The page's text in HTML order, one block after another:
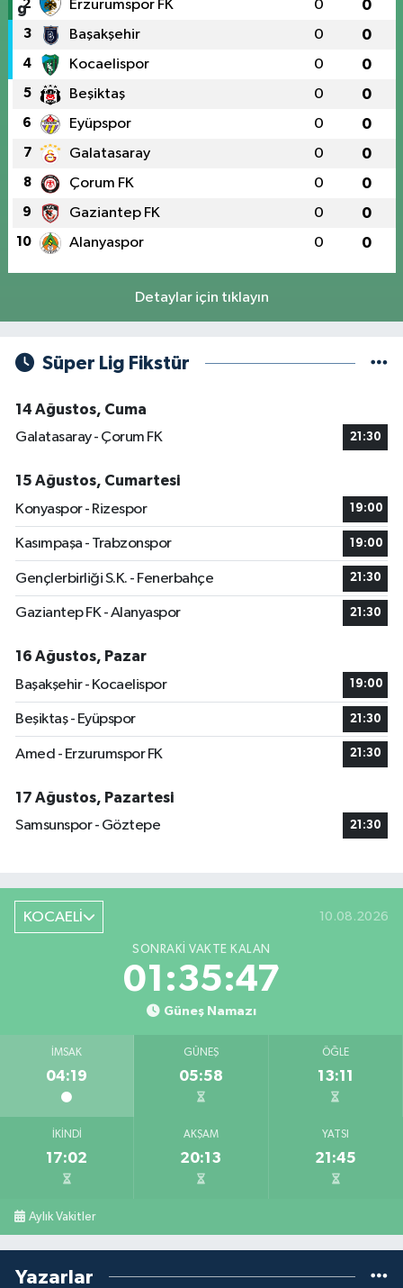
2 Erzurumspor FK 0 0
3 Başakşehir 0 0
4 Kocaelispor 0 0
5 Beşiktaş 0 0
6 Eyüpspor 0 0
7 Galatasaray 0 0
8 Çorum FK 0 0
9 Gaziantep FK 0 0
10 Alanyaspor 0 0
Detaylar için tıklayın
Süper Lig Fikstür
14 Ağustos, Cuma
Galatasaray - Çorum FK
21:30
15 Ağustos, Cumartesi
Konyaspor - Rizespor
19:00
Kasımpaşa - Trabzonspor 19:00
Gençlerbirliği S.K. - Fenerbahçe 21:30
Gaziantep FK - Alanyaspor 21:30
16 Ağustos, Pazar
Başakşehir - Kocaelispor
19:00
Beşiktaş - Eyüpspor 21:30
Amed - Erzurumspor FK 21:30
17 Ağustos, Pazartesi
Samsunspor - Göztepe
21:30
KOCAELİ 10.08.2026
SONRAKI VAKTE KALAN
01:35:47
Güneş Namazı
İMSAK
04:19
GÜNEŞ
05:58
ÖĞLE
13:11
İKINDI
17:02
AKŞAM
20:13
YATSI
21:45
Aylık Vakitler
Yazarlar